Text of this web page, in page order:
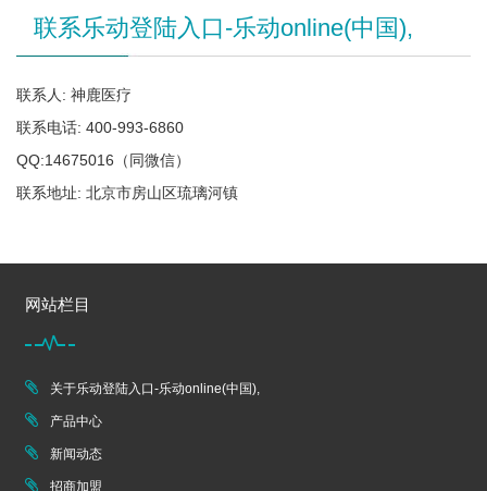
联系乐动登陆入口-乐动online(中国),
联系人: 神鹿医疗
联系电话: 400-993-6860
QQ:14675016（同微信）
联系地址: 北京市房山区琉璃河镇
网站栏目
关于乐动登陆入口-乐动online(中国),
产品中心
新闻动态
招商加盟